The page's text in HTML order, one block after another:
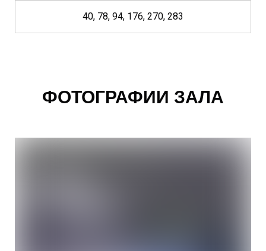
40, 78, 94, 176, 270, 283
ФОТОГРАФИИ ЗАЛА